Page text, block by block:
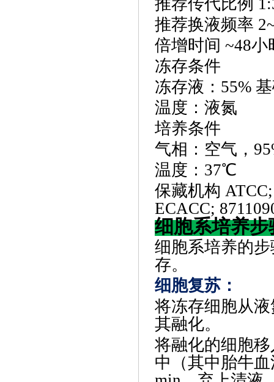
推荐传代比例
推荐换液频率
倍增时间 ~48小
冻存条件
冻存液： 55%
温度：液氮
培养条件
气相：空气，
温度： 37℃
保藏机构
ECACC;
细胞系培养步
细胞系培养的
存。
细胞复苏 ‌：
将冻存细胞从
其融化。
将融化的细胞
中（其中胎牛